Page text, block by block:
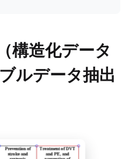
造化データ
ルデータ抽出